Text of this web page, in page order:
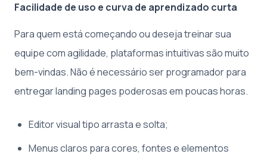
Facilidade de uso e curva de aprendizado curta
Para quem está começando ou deseja treinar sua
equipe com agilidade, plataformas intuitivas são muito
bem-vindas. Não é necessário ser programador para
entregar landing pages poderosas em poucas horas.
Editor visual tipo arrasta e solta;
Menus claros para cores, fontes e elementos